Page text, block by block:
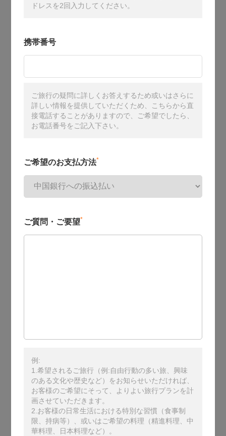
ドレスを2回入力してください。
携帯番号
ご旅行の疑問に詳しくお答えするため或いはさらに
詳しい情報を提供していただくため、こちらから直
接電話することがありますので、ご希望でしたら、
お電話番号をご記入下さい。
ご希望のお支払方法*
ご質問・ご要望*
例:
1.希望されるご旅行（例:自由行動の多い旅、興味
のある文化や歴史など）をお知らせいただければ、
お客様のご希望にそって、よりよい旅行プランを計
画させていただきます。
2.お客様の日常生活における特別な習慣（食事制
限、持病等）、或いはご希望の料理（精進料理、中
華料理、日本料理など）。